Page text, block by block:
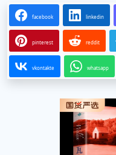
facebook linkedin
pinterest reddit
vkontakte whatsapp